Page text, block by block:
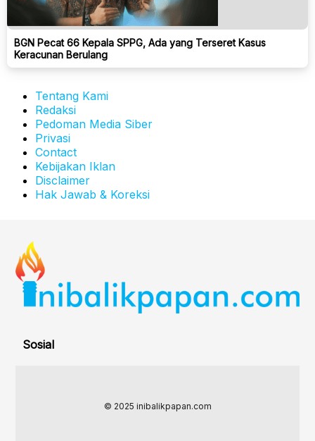
BGN Pecat 66 Kepala SPPG, Ada yang Terseret Kasus
Keracunan Berulang
Tentang Kami
Redaksi
Pedoman Media Siber
Privasi
Contact
Kebijakan Iklan
Disclaimer
Hak Jawab & Koreksi
Sosial
© 2025 inibalikpapan.com